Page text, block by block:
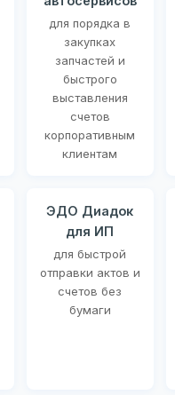
для порядка в
закупках
запчастей и
быстрого
выставления
счетов
корпоративным
клиентам
ЭДО Диадок
для ИП
для быстрой
отправки актов и
счетов без
бумаги